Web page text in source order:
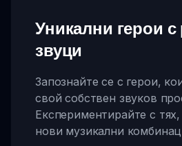
Уникални герои с
звуци
Запознайте се с герои,
свой собствен звуков
Експериментирайте с
нови музикални